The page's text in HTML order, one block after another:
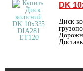
DK
Диск